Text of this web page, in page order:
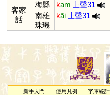
客家
話
梅縣 kam
上聲31
南雄
珠璣
kãi 上聲31
新手入門 使用凡例 字庫統計